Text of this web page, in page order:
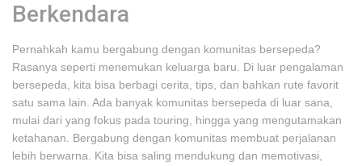
Berkendara
Pernahkah kamu bergabung dengan komunitas bersepeda?
Rasanya seperti menemukan keluarga baru. Di luar pengalaman
bersepeda, kita bisa berbagi cerita, tips, dan bahkan rute favorit
satu sama lain. Ada banyak komunitas bersepeda di luar sana,
mulai dari yang fokus pada touring, hingga yang mengutamakan
ketahanan. Bergabung dengan komunitas membuat perjalanan
lebih berwarna. Kita bisa saling mendukung dan memotivasi,